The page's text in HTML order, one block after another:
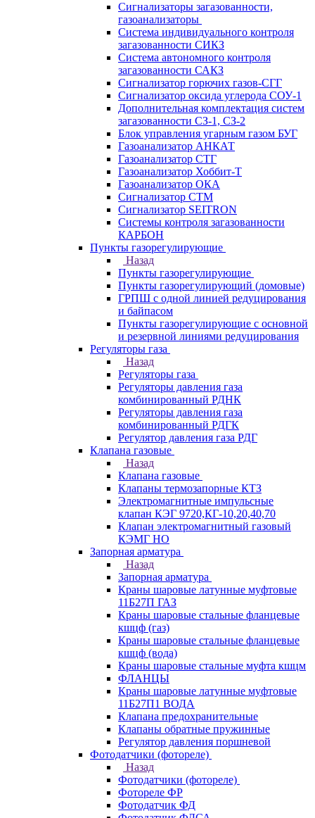
Сигнализаторы загазованности,
газоанализаторы
Система индивидуального контроля
загазованности СИКЗ
Система автономного контроля
загазованности САКЗ
Сигнализатор горючих газов-СГГ
Сигнализатор оксида углерода СОУ-1
Дополнительная комплектация систем
загазованности СЗ-1, СЗ-2
Блок управления угарным газом БУГ
Газоанализатор АНКАТ
Газоанализатор СТГ
Газоанализатор Хоббит-Т
Газоанализатор ОКА
Сигнализатор СТМ
Сигнализатор SEITRON
Системы контроля загазованности
КАРБОН
Пункты газорегулирующие
Назад
Пункты газорегулирующие
Пункты газорегулирующий (домовые)
ГРПШ с одной линией редуцирования
и байпасом
Пункты газорегулирующие с основной
и резервной линиями редуцирования
Регуляторы газа
Назад
Регуляторы газа
Регуляторы давления газа
комбинированный РДНК
Регуляторы давления газа
комбинированный РДГК
Регулятор давления газа РДГ
Клапана газовые
Назад
Клапана газовые
Клапаны термозапорные КТЗ
Электромагнитные импульсные
клапан КЭГ 9720,КГ-10,20,40,70
Клапан электромагнитный газовый
КЭМГ НО
Запорная арматура
Назад
Запорная арматура
Краны шаровые латунные муфтовые
11Б27П ГАЗ
Краны шаровые стальные фланцевые
кшцф (газ)
Краны шаровые стальные фланцевые
кшцф (вода)
Краны шаровые стальные муфта кшцм
ФЛАНЦЫ
Краны шаровые латунные муфтовые
11Б27П1 ВОДА
Клапана предохранительные
Клапаны обратные пружинные
Регулятор давления поршневой
Фотодатчики (фотореле)
Назад
Фотодатчики (фотореле)
Фотореле ФР
Фотодатчик ФД